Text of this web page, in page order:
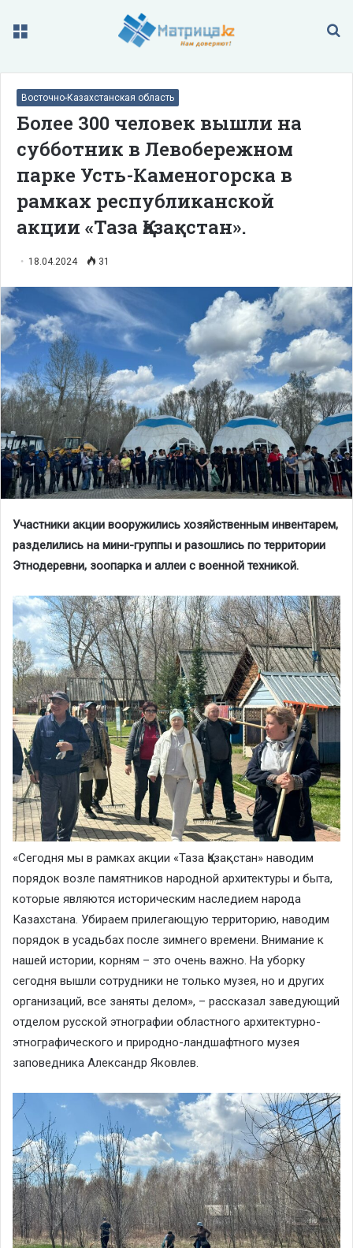
Меню
Восточно-Казахстанская область
Более 300 человек вышли на
субботник в Левобережном
парке Усть-Каменогорска в
рамках республиканской
акции «Таза Қазақстан».
18.04.2024 31
Участники акции вооружились хозяйственным инвентарем,
разделились на мини-группы и разошлись по территории
Этнодеревни, зоопарка и аллеи с военной техникой.
«Сегодня мы в рамках акции «Таза Қазақстан» наводим
порядок возле памятников народной архитектуры и быта,
которые являются историческим наследием народа
Казахстана. Убираем прилегающую территорию, наводим
порядок в усадьбах после зимнего времени. Внимание к
нашей истории, корням – это очень важно. На уборку
сегодня вышли сотрудники не только музея, но и других
организаций, все заняты делом», – рассказал заведующий
отделом русской этнографии областного архитектурно-
этнографического и природно-ландшафтного музея
заповедника Александр Яковлев.